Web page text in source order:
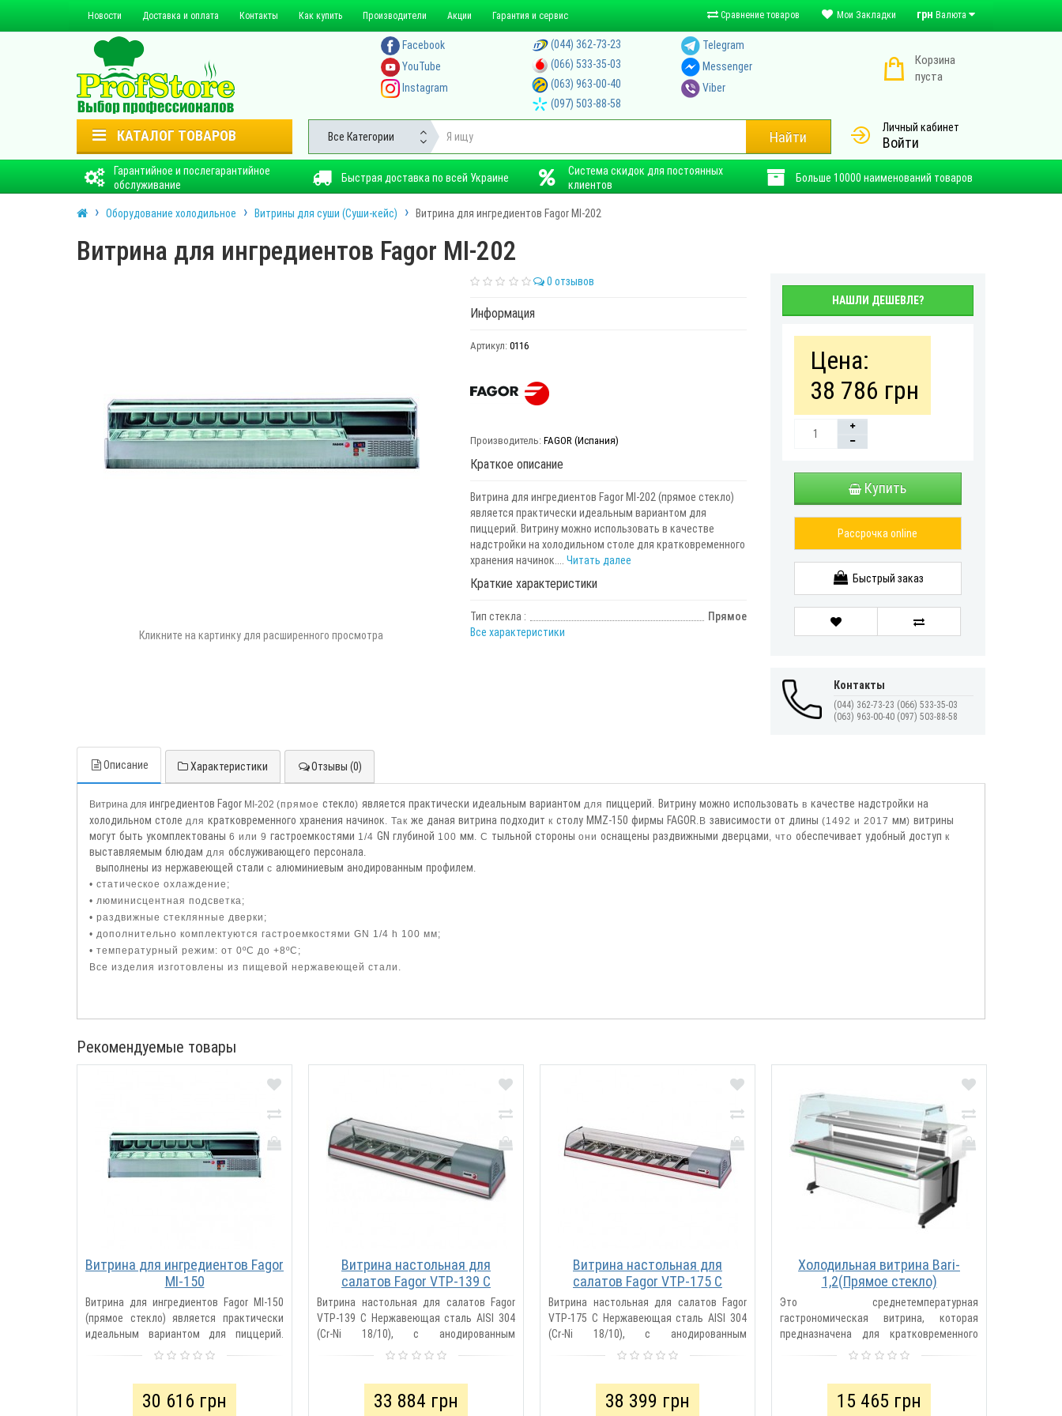
Новости Доставка и оплата Контакты Как купить Производители Акции Гарантия и сервис грн Валюта
Мои Закладки
Сравнение товаров
Facebook
YouTube
Instagram
(044) 362-73-23
(066) 533-35-03
(063) 963-00-40
(097) 503-88-58
Telegram
Messenger
Viber
Корзина
пуста
Все Категории Найти
КАТАЛОГ ТОВАРОВ Личный кабинет
Войти
Гарантийное и послегарантийное
обслуживание
Быстрая доставка по всей Украине
Система скидок для постоянных
клиентов
Больше 10000 наименований товаров
Оборудование холодильное Витрины для суши (Суши-кейс) Витрина для ингредиентов Fagor MI-202
Витрина для ингредиентов Fagor MI-202
Кликните на картинку для расширенного просмотра
0 отзывов
Информация
Артикул: 0116
Производитель: FAGOR (Испания)
Краткое описание
Витрина для ингредиентов Fagor MI-202 (прямое стекло)
является практически идеальным вариантом для
пиццерий. Витрину можно использовать в качестве
надстройки на холодильном столе для кратковременного
хранения начинок.... Читать далее
Краткие характеристики
Тип стекла :
Прямое
Все характеристики
НАШЛИ ДЕШЕВЛЕ?
Цена:
38 786 грн
Купить
Рассрочка online
Быстрый заказ
Контакты
(044) 362-73-23 (066) 533-35-03
(063) 963-00-40(097) 503-88-58
Описание Характеристики Отзывы (0)
Витрина для ингредиентов Fagor MI-202 (прямое стекло) является практически идеальным вариантом для пиццерий. Витрину можно использовать в качестве надстройки на
холодильном столе для кратковременного хранения начинок. Так же даная витрина подходит к столу MMZ-150 фирмы FAGOR. В зависимости от длины (1492 и 2017 мм) витрины
могут быть укомплектованы 6 или 9 гастроемкостями 1/4 GN глубиной 100 мм. С тыльной стороны они оснащены раздвижными дверцами, что обеспечивает удобный доступ к
выставляемым блюдам для обслуживающего персонала.
выполнены из нержавеющей стали с алюминиевым анодированным профилем.
• статическое охлаждение;
• люминисцентная подсветка;
• раздвижные стеклянные дверки;
• дополнительно комплектуются гастроемкостями GN 1/4 h 100 мм;
• температурный режим: от 0ºС до +8ºС;
Все изделия изготовлены из пищевой нержавеющей стали.
Рекомендуемые товары
Витрина для ингредиентов Fagor
MI-150
Витрина для ингредиентов Fagor MI-150
(прямое стекло) является практически
идеальным вариантом для пиццерий.
Витрину можно использовать в качестве
30 616 грн
Витрина настольная для
салатов Fagor VTP-139 C
Витрина настольная для салатов Fagor
VTP-139 C Нержавеющая сталь AISI 304
(Cr-Ni 18/10), с анодированным
алюминиевым профилем Скользящие
33 884 грн
Витрина настольная для
салатов Fagor VTP-175 C
Витрина настольная для салатов Fagor
VTP-175 C Нержавеющая сталь AISI 304
(Cr-Ni 18/10), с анодированным
алюминиевым профилем Скользящие
38 399 грн
Холодильная витрина Bari-
1,2(Прямое стекло)
Это среднетемпературная
гастрономическая витрина, которая
предназначена для кратковременного
хранения, демонстрации и реализации
15 465 грн